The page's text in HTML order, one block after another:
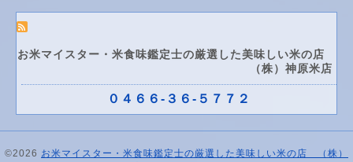
お米マイスター・米食味鑑定士の厳選した美味しい米の店
（株）神原米店
０４６６-３６-５７７２
©2026 お米マイスター・米食味鑑定士の厳選した美味しい米の店 （株）